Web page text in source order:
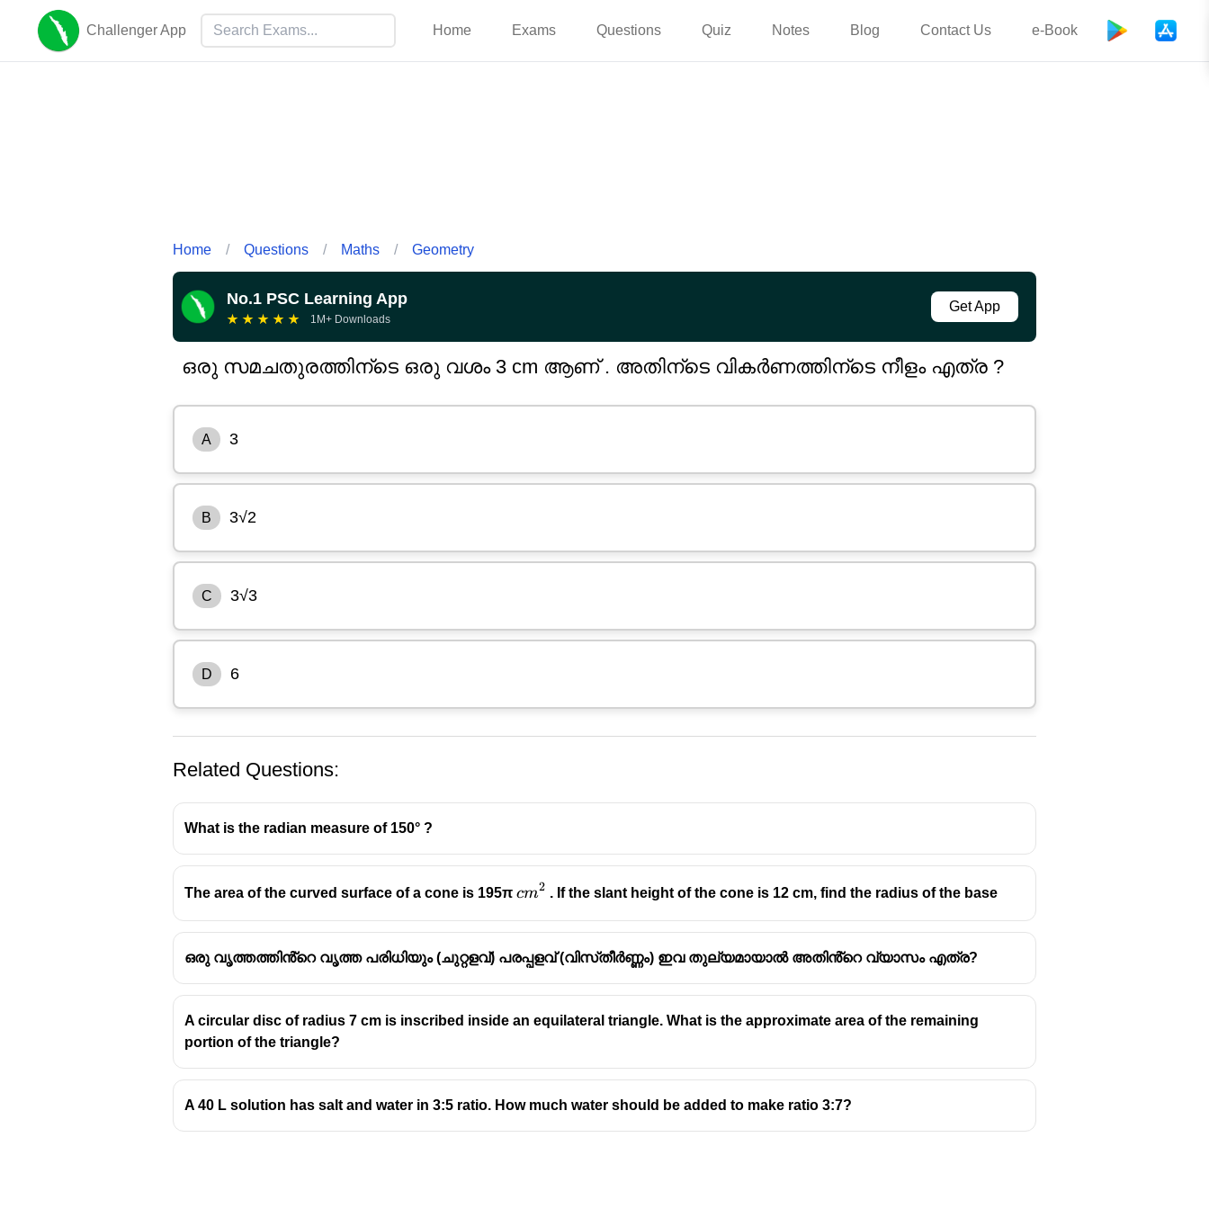
Challenger App Home Exams Questions Quiz Notes Blog Contact Us e-Book
Home / Questions / Maths / Geometry
No.1 PSC Learning App
★ ★ ★ ★ ★ 1M+ Downloads
Get App
ഒരു സമചതുരത്തിന്ടെ ഒരു വശം 3 cm ആണ് . അതിന്ടെ വികർണത്തിന്ടെ നീളം എത്ര ?
A 3
B 3√2
C 3√3
D 6
Related Questions:
What is the radian measure of 150° ?
The area of the curved surface of a cone is 195π cm^2
cm2 . If the slant height of the cone is 12 cm, find the radius of the base
ഒരു വൃത്തത്തിൻ്റെ വൃത്ത പരിധിയും (ചുറ്റളവ്) പരപ്പളവ് (വിസ്‌തീർണ്ണം) ഇവ തുല്യമായാൽ അതിൻ്റെ വ്യാസം എത്ര?
A circular disc of radius 7 cm is inscribed inside an equilateral triangle. What is the approximate area of the remaining
portion of the triangle?
A 40 L solution has salt and water in 3:5 ratio. How much water should be added to make ratio 3:7?